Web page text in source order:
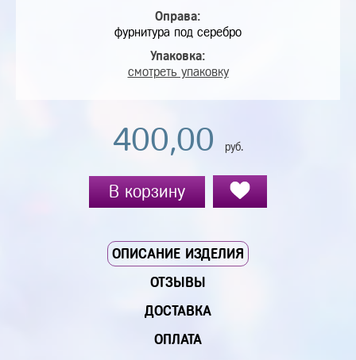
Оправа:
фурнитура под серебро
Упаковка:
смотреть упаковку
400,00 руб.
В корзину
ОПИСАНИЕ ИЗДЕЛИЯ
ОТЗЫВЫ
ДОСТАВКА
ОПЛАТА